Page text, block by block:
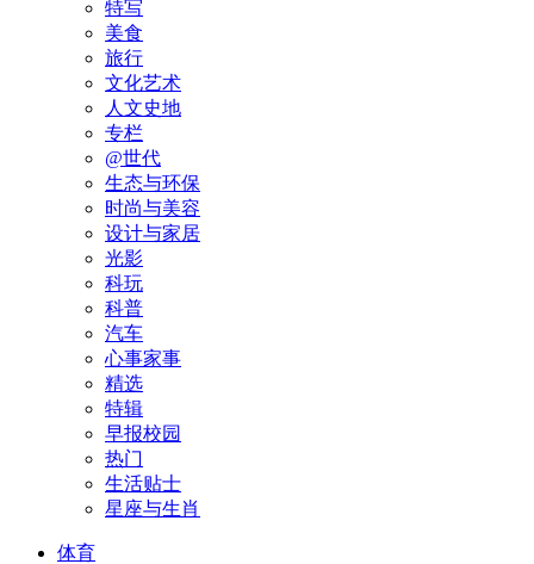
特写
美食
旅行
文化艺术
人文史地
专栏
@世代
生态与环保
时尚与美容
设计与家居
光影
科玩
科普
汽车
心事家事
精选
特辑
早报校园
热门
生活贴士
星座与生肖
体育